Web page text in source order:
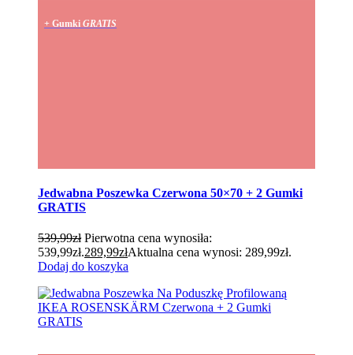
+ Gumki GRATIS
Jedwabna Poszewka Czerwona 50×70 + 2 Gumki
GRATIS
539,99zł Pierwotna cena wynosiła:
539,99zł.289,99złAktualna cena wynosi: 289,99zł.
Dodaj do koszyka